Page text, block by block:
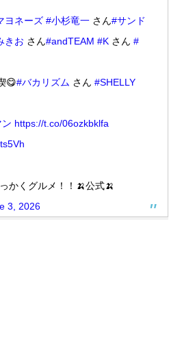
ヨネーズ #小杉竜一 さん#サンド
きお さん#andTEAM #K さん #
😋#バカリズム さん #SHELLY
https://t.co/06ozkbklfa
かくグルメ！！🍌公式🍌
3, 2026